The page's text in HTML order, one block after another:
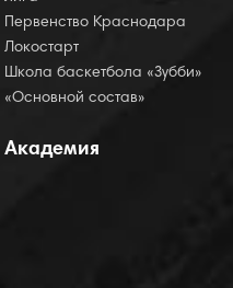
Первенство Краснодара
Локостарт
Школа баскетбола «Зубби»
«Основной состав»
Академия